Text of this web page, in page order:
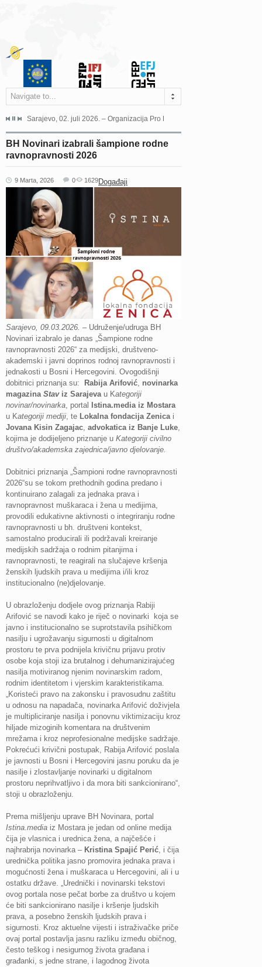
Navigate to...
Grada Sarajeva povodom Dana Sarajeva dugogodišnjoj...
Sarajevo, 02. juli 2026. – Organizacija Pro Educa juče je uspješno
BH Novinari izabrali šampione rodne
ravnopravnosti 2026
9 Marta, 2026 Događaji
0 1629
Sarajevo, 09.03.2026. – Udruženje/udruga BH
Novinari izabralo je danas „Šampione rodne
ravnopravnosti 2026“ za medijski, društveno-
akademski i javni doprinos rodnoj ravnopravnosti i
jednakosti u Bosni i Hercegovini. Ovogodišnji
dobitnici priznanja su:
Rabija Arifović, novinarka
magazina Staviz Sarajevau Kategoriji
novinar/novinarka, portal
Istina.media iz Mostara
u Kategoriji mediji, te Lokalna fondacija Zenica i
Jovana Kisin Zagajac, advokatica iz Banje Luke,
kojima je dodijeljeno priznanje u Kategoriji civilno
društvo/akademska zajednica/javno djelovanje.
Dobitnici priznanja „Šampioni rodne ravnopravnosti
2026“su se tokom prethodnih godina predano i
kontinuirano zalagali za jednaka prava i
ravnopravnost muškaraca i žena u medijima,
provodili edukativne aktivnosti o integriranju rodne
ravnopravnosti u bh. društveni kontekst,
samostalno producirali ili podržavali kreiranje
medijskih sadržaja o rodnim pitanjima i
ravnopravnosti, te reagirali na slučajeve kršenja
ženskih ljudskih prava u medijima i/ili kroz
institucionalno (ne)djelovanje.
U obrazloženju dodjele ovog priznanja Rabiji
Arifović se navodi kako je riječ o novinarki koja se
javno i institucionalno se suprotstavila psihičkom
nasilju i ugrožavanju sigurnosti u digitalnom
prostoru te prva podnijela krivičnu prijavu protiv
osobe koja stoji iza brutalnog i dehumanizirajućeg
nasilja motiviranog njenim novinarskim radom,
rodnim identitetom i vjerskim karakteristikama.
„Koristeći pravo na zakonsku i pravosudnu zaštitu
u odnosu na napadača, novinarka Arifović doživjela
je multipliciranje nasilja i ponovnu viktimizaciju kroz
hiljade mizoginih komentara na društvenim
mrežama i kroz neprofesionalne medijske sadržaje.
Pokrećući krivični postupak, Rabija Arifović poslala
je javnosti u Bosni i Hercegovini jasnu poruku da je
nasilje i zlostavljanje novinarki u digitalnom
prostoru neprihvatljivo i da mora biti sankcionirano“,
stoji u obrazloženju.
Prema mišljenju uprave BH Novinara, portal
Istina.media iz Mostara je jedan od online medija
čija je vlasnica i urednica žena, a najčešće i
najhrabrija novinarka – Kristina Spajić Perić, i čija
urednička politika jasno promovira jednaka prava i
mogućnosti žena i muškaraca u Hercegovini, ali i u
ostatku države. „Urednički i novinarski tekstovi
ovog portala nose pečat borbe za društvo u kojem
će biti sankcionirano nasilje i kršenje ljudskih
prava, a posebno ženskih ljudskih prava i
sigurnosti. Kroz aktuelne vijesti i istraživačke priče
ovaj portal postavlja jasnu razliku između običnog,
često teškog i nesigurnog života građana i
građanki, s jedne strane, i lagodnog života